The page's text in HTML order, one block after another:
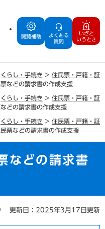
閲覧補助
よくある
質問
いざと
いうとき
くらし・手続き > 住民票・戸籍・証
などの請求書の作成支援
くらし・手続き > 住民票・戸籍・証
どの請求書の作成支援
くらし・手続き > 住民票・戸籍・証
票などの請求書の作成支援
などの請求書
更新日：2025年3月17日更新